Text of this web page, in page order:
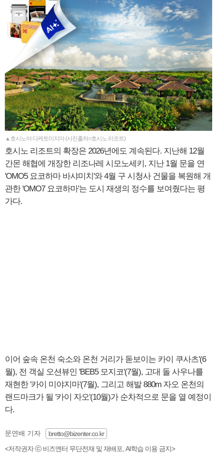
▲호시노야 다케토미지마 (사진출처=호시노 리조트)
호시노 리조트의 확장은 2026년에도 계속된다. 지난해 12월
간몬 해협에 개장한 리조나레 시모노세키, 지난 1월 문을 연
'OMO5 요코하마 바샤미치'와 4월 구 시청사 건물을 복원해 개
관한 'OMO7 요코하마'는 도시 재생의 정수를 보여줬다는 평
가다.
이어 숲속 온천 숙소와 온천 거리가 돋보이는 카이 쿠사츠'(6
월), 전 객실 오션뷰인 'BEB5 모지코'(7월), 고대 돌 사우나를
재현한 '카이 미야지마'(7월), 그리고 해발 880m 자오 온천의
랜드마크가 될 '카이 자오'(10월)가 순차적으로 문을 열 예정이
다.
문연배 기자
bretto@bizenter.co.kr
<저작권자 ⓒ 비즈엔터 무단전재 및 재배포, AI학습 이용 금지>